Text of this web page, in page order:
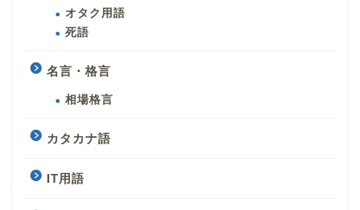
オタク用語
死語
名言・格言
相場格言
カタカナ語
IT用語